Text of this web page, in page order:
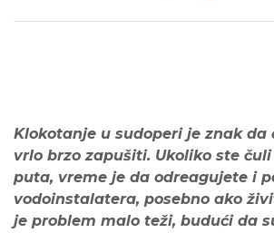
Klokotanje u sudoperi je znak da
vrlo brzo zapušiti. Ukoliko ste
puta, vreme je da odreagujete i
vodoinstalatera, posebno ako
je problem malo teži, budući da